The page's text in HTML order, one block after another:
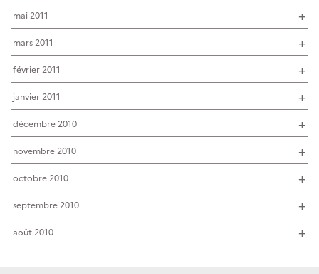
mai 2011
mars 2011
février 2011
janvier 2011
décembre 2010
novembre 2010
octobre 2010
septembre 2010
août 2010